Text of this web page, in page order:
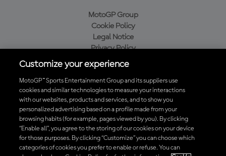
MotoGP Group
Cookie Policy
Legal Notice
Privacy Policy
Purchase Policy
Baixe o aplicativo oficial da MotoGP™
© 2026 MotoGP Sports Entertainment Group. Todos os direitos
Customize your experience
MotoGP™ Sports Entertainment Group and its suppliers use
cookies and similar technologies to measure your interactions
with our websites, products and services, and to show you
personalized advertising based on a profile made from your
browsing habits (for example, pages viewed by you). By clicking
“Enable all”, you agree to the storing of our cookies on your device
for those purposes. By clicking “Customize” you can choose which
categories of cookies you prefer to enable or refuse. You can